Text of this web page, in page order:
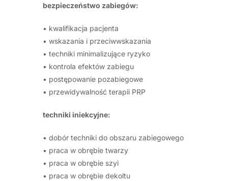
bezpieczeństwo zabiegów:
• kwalifikacja pacjenta
• wskazania i przeciwwskazania
• techniki minimalizujące ryzyko
• kontrola efektów zabiegu
• postępowanie pozabiegowe
• przewidywalność terapii PRP
techniki iniekcyjne:
• dobór techniki do obszaru zabiegowego
• praca w obrębie twarzy
• praca w obrębie szyi
• praca w obrębie dekoltu